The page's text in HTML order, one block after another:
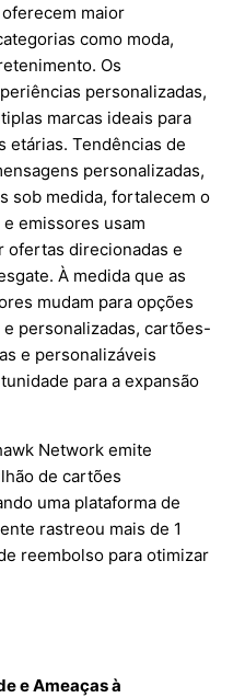
maior
como moda,
Os
personalizadas,
marcas ideais para
etárias. Tendências de
personalizadas,
sob medida, fortalecem o
emissores usam
ofertas direcionadas e
À medida que as
mudam para opções
personalizadas, cartões-
e personalizáveis
para a expansão
Network emite
de cartões
uma plataforma de
rastreou mais de 1
reembolso para otimizar
e Ameaças à